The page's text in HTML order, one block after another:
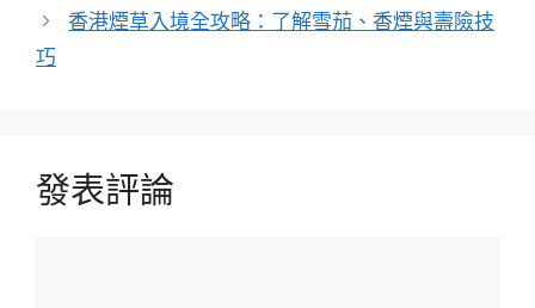
香港煙草入境全攻略：了解雪茄、香煙與壽險技
巧
發表評論